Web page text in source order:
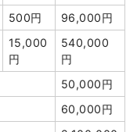
200,000円
2,200,000円
1,160,000
円
-140,000
円
90,000円
51,140円
500円
96,000円
15,000
円
540,000
円
50,000円
60,000円